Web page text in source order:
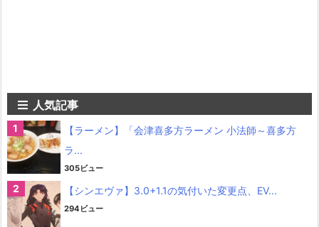
人気記事
【ラーメン】「会津喜多方ラーメン 小法師～喜多方
ラ...
305ビュー
【シンエヴァ】3.0+1.1の気付いた変更点、EV...
294ビュー